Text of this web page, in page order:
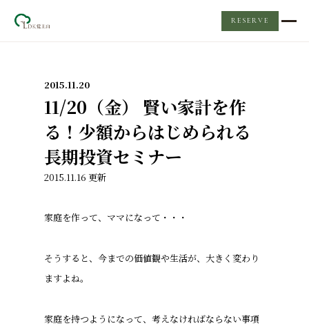
RESERVE
レンタルスペース
LDKについて
Event & News
ケータリング
2015.11.20
11/20（金） 賢い家計を作
る！少額からはじめられる
長期投資セミナー
2015.11.16 更新
家庭を作って、ママになって・・・
そうすると、今までの価値観や生活が、大きく変わり
ますよね。
家庭を持つようになって、考えなければならない事項